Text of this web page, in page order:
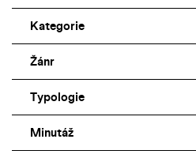
Kategorie
Žánr
Typologie
Minutáž